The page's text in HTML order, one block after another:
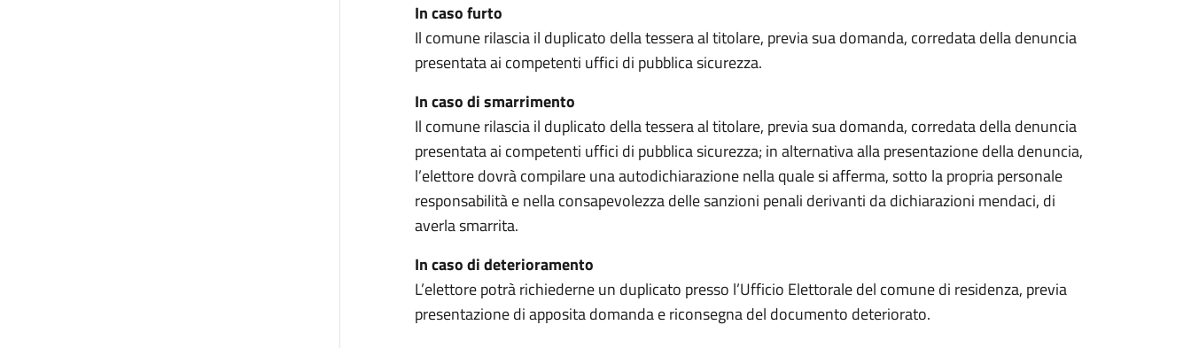
In caso furto
Il comune rilascia il duplicato della tessera al titolare, previa sua domanda, corredata della denuncia
presentata ai competenti uffici di pubblica sicurezza.
In caso di smarrimento
Il comune rilascia il duplicato della tessera al titolare, previa sua domanda, corredata della denuncia
presentata ai competenti uffici di pubblica sicurezza; in alternativa alla presentazione della denuncia,
l’elettore dovrà compilare una autodichiarazione nella quale si afferma, sotto la propria personale
responsabilità e nella consapevolezza delle sanzioni penali derivanti da dichiarazioni mendaci, di
averla smarrita.
In caso di deterioramento
L’elettore potrà richiederne un duplicato presso l’Ufficio Elettorale del comune di residenza, previa
presentazione di apposita domanda e riconsegna del documento deteriorato.